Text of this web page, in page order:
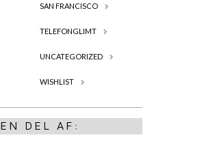
SAN FRANCISCO
TELEFONGLIMT
UNCATEGORIZED
WISHLIST
EN DEL AF: